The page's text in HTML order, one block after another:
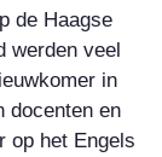
de Haagse
werden veel
in
docenten en
op het Engels